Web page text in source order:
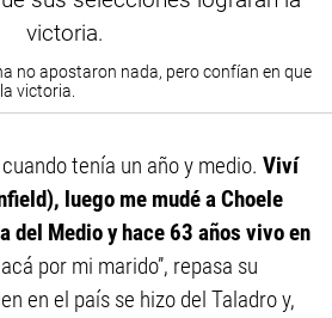
no apostaron nada, pero confían en que
victoria.
tenía un año y medio. Viví
luego me mudé a Choele
del Medio y hace 63 años vivo en
por mi marido”, repasa su
en el país se hizo del Taladro y,